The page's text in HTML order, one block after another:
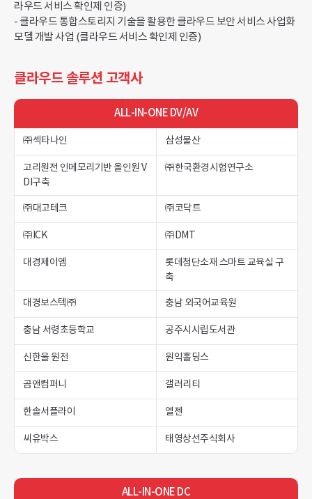
라우드 서비스 확인제 인증)
- 클라우드 통합스토리지 기술을 활용한 클라우드 보안 서비스 사업화
모델 개발 사업 (클라우드 서비스 확인제 인증)
클라우드 솔루션 고객사
ALL-IN-ONE DV/AV
㈜섹타나인 삼성물산
고리원전 인메모리기반 올인원 V
DI구축
㈜한국환경시험연구소
㈜대고테크 ㈜코닥트
㈜ICK ㈜DMT
대경제이엠
롯데첨단소재 스마트 교육실 구
축
대경보스텍㈜ 충남 외국어교육원
충남 서령초등학교 공주시시립도서관
신한울 원전 원익홀딩스
곰앤컴퍼니 갤러리티
한솔서플라이 엘젠
씨유박스 태영상선주식회사
ALL-IN-ONE DC